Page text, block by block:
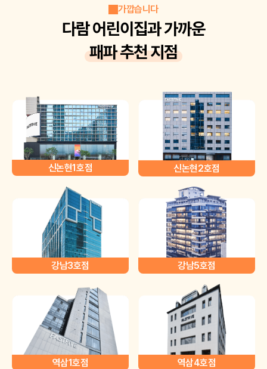
가깝습니다
다람 어린이집과 가까운
패파 추천 지점
신논현1호점 신논현2호점
강남3호점 강남5호점
역삼1호점 역삼4호점